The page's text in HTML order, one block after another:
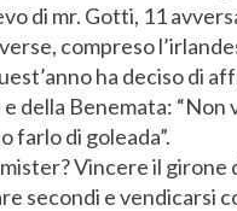
di mr. Gotti, 11
compreso
ha deciso di
della Benemata: “Non
farlo di goleada”.
Vincere il girone
secondi e vendicarsi